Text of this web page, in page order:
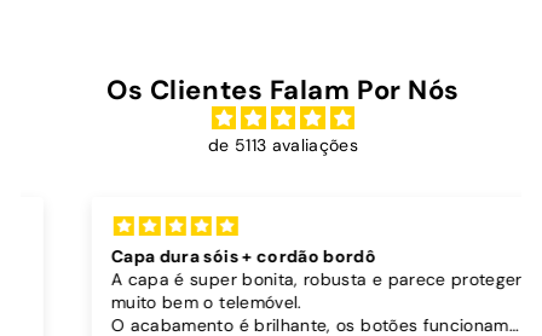
Os Clientes Falam Por Nós
de 5113 avaliações
Capa dura sóis + cordão bordô
A capa é super bonita, robusta e parece proteger
muito bem o telemóvel.
O acabamento é brilhante, os botões funcionam